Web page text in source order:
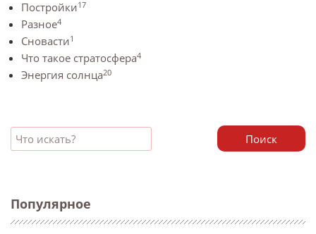
Постройки17
Разное4
Сновасти1
Что такое стратосфера4
Энергия солнца20
Поиск
Популярное